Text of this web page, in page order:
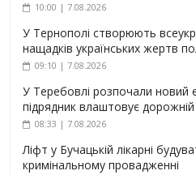
10:00 | 7.08.2026
У Тернополі створюють
нащадків українських жертв
09:10 | 7.08.2026
У Теребовлі розпочали новий
підрядник влаштовує
08:33 | 7.08.2026
Ліфт у Бучацькій лікарні
кримінальному провадженні